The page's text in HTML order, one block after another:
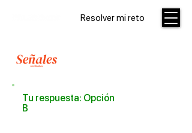
Resolver mi reto
Tu respuesta: Opción
B